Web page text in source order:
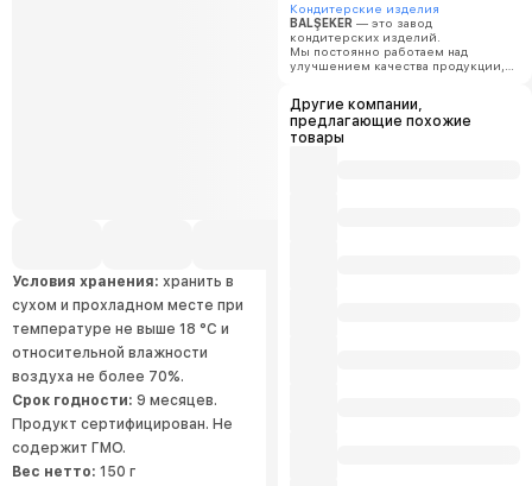
Цена:
Условия хранения: хранить в
сухом и прохладном месте при
температуре не выше 18 °С и
относительной влажности
воздуха не более 70%.
Срок годности: 9 месяцев.
Продукт сертифицирован. Не
содержит ГМО.
Вес нетто: 150 г
Кондитерские изделия
BALŞEKER — это завод
кондитерских изделий.
Мы постоянно работаем над
улучшением качества продукции,
Мы верим, что каждый наш
потребитель заслуживает только
лучшего!
Другие компании,
предлагающие похожие
товары